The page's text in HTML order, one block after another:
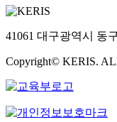
41061 대구광역시 동
Copyright© KERIS.